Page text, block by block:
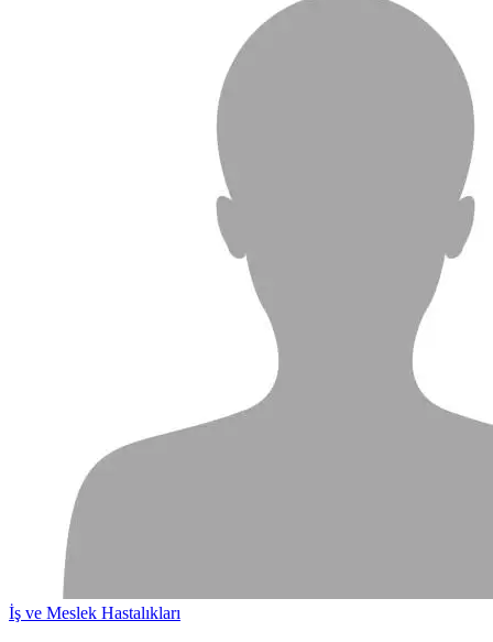
İş ve Meslek Hastalıkları